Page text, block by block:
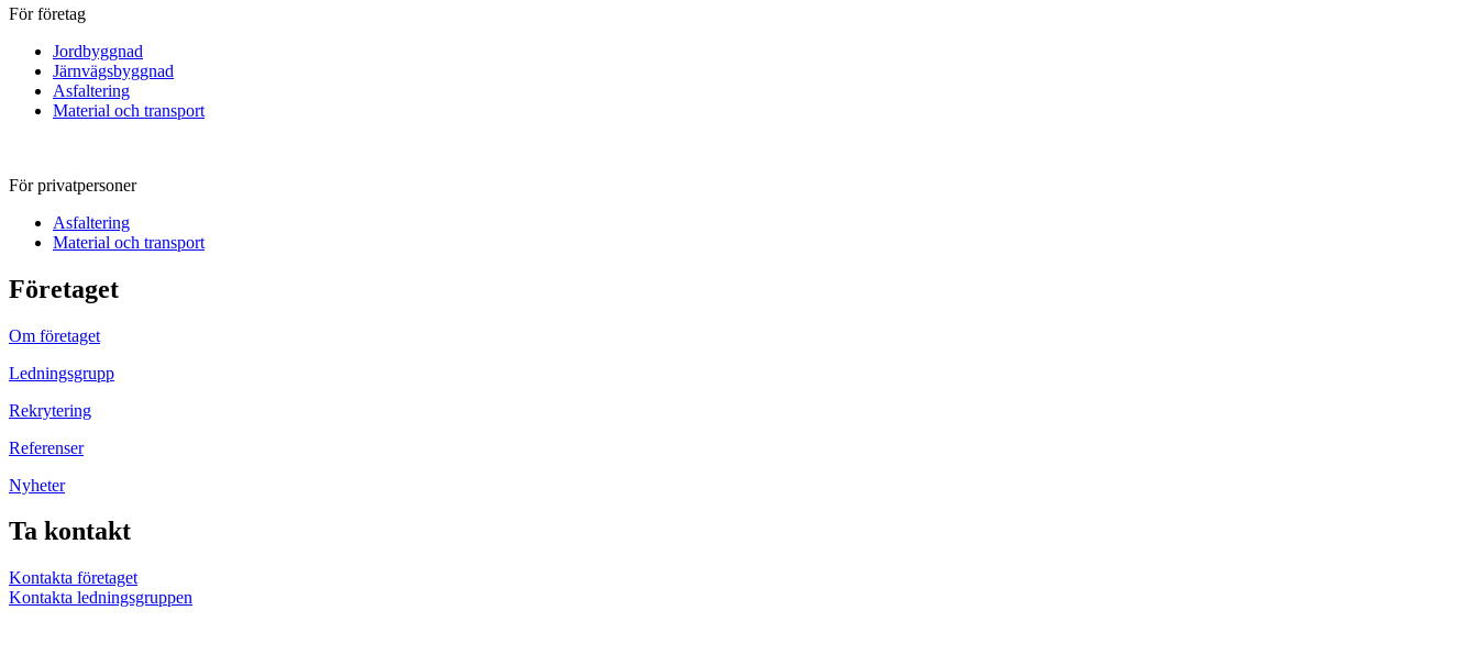
För företag
Jordbyggnad
Järnvägsbyggnad
Asfaltering
Material och transport
För privatpersoner
Asfaltering
Material och transport
Företaget
Om företaget
Ledningsgrupp
Rekrytering
Referenser
Nyheter
Ta kontakt
Kontakta företaget
Kontakta ledningsgruppen